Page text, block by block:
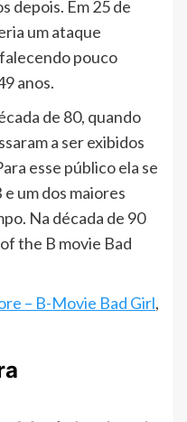
depois. Em 25 de
um ataque
pouco
anos.
de 80, quando
a ser exibidos
esse público ela se
um dos maiores
Na década de 90
the B movie Bad
– B-Movie Bad Girl,